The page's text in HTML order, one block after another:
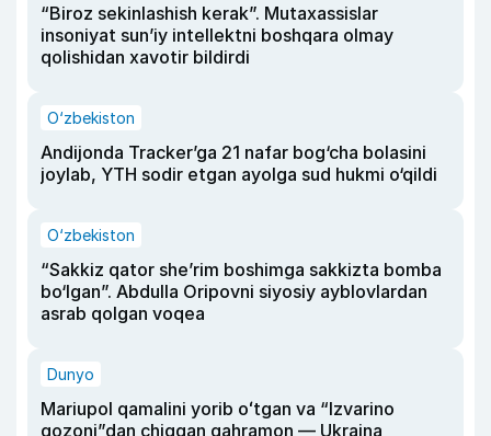
“Biroz sekinlashish kerak”. Mutaxassislar
insoniyat sun’iy intellektni boshqara olmay
qolishidan xavotir bildirdi
O‘zbekiston
Andijonda Tracker’ga 21 nafar bog‘cha bolasini
joylab, YTH sodir etgan ayolga sud hukmi o‘qildi
O‘zbekiston
“Sakkiz qator she’rim boshimga sakkizta bomba
bo‘lgan”. Abdulla Oripovni siyosiy ayblovlardan
asrab qolgan voqea
Dunyo
Mariupol qamalini yorib oʻtgan va “Izvarino
qozoni”dan chiqqan qahramon — Ukraina